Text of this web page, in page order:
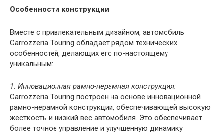
Особенности конструкции
Вместе с привлекательным дизайном, автомобиль
Carrozzeria Touring обладает рядом технических
особенностей, делающих его по-настоящему
уникальным:
1. Инновационная рамно-нерамная конструкция:
Carrozzeria Touring построен на основе инновационной
рамно-нерамной конструкции, обеспечивающей высокую
жесткость и низкий вес автомобиля. Это обеспечивает
более точное управление и улучшенную динамику